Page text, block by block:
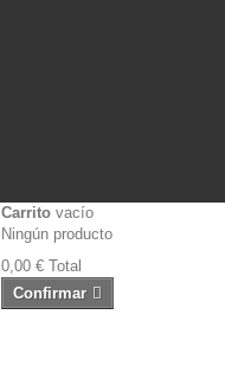
Carrito vacío
Ningún producto
0,00 € Total
Confirmar